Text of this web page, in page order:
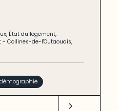
, État du logement,
-Collines-de-l'Outaouais,